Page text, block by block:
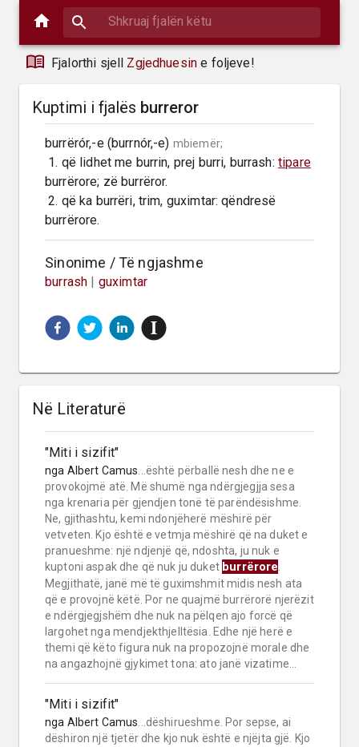
Fjalorthi sjell Zgjedhuesin e foljeve!
Kuptimi i fjalës burreror
burrërór,-e (burrnór,-e) mbiemër;
1. që lidhet me burrin, prej burri, burrash: tipare
burrërore; zë burrëror.
2. që ka burrëri, trim, guximtar: qëndresë
burrërore.
Sinonime / Të ngjashme
burrash | guximtar
Në Literaturë
"Miti i sizifit"
nga Albert Camus ...është përballë nesh dhe ne e
provokojmë atë. Më shumë nga ndërgjegjja sesa
nga krenaria për gjendjen tonë të parëndësishme.
Ne, gjithashtu, kemi ndonjëherë mëshirë për
vetveten. Kjo është e vetmja mëshirë që na duket e
pranueshme: një ndjenjë që, ndoshta, ju nuk e
kuptoni aspak dhe që nuk ju duket burrërore
Megjithatë, janë më të guximshmit midis nesh ata
që e provojnë këtë. Por ne quajmë burrërorë njerëzit
e ndërgjegjshëm dhe nuk na pëlqen ajo forcë që
largohet nga mendjekthjelltësia. Edhe një herë e
themi që këto figura nuk na propozojnë morale dhe
na angazhojnë gjykimet tona: ato janë vizatime...
"Miti i sizifit"
nga Albert Camus ...dëshirueshme. Por sepse, ai
dëshiron një tjetër dhe kjo nuk është e njëjta gjë. Kjo